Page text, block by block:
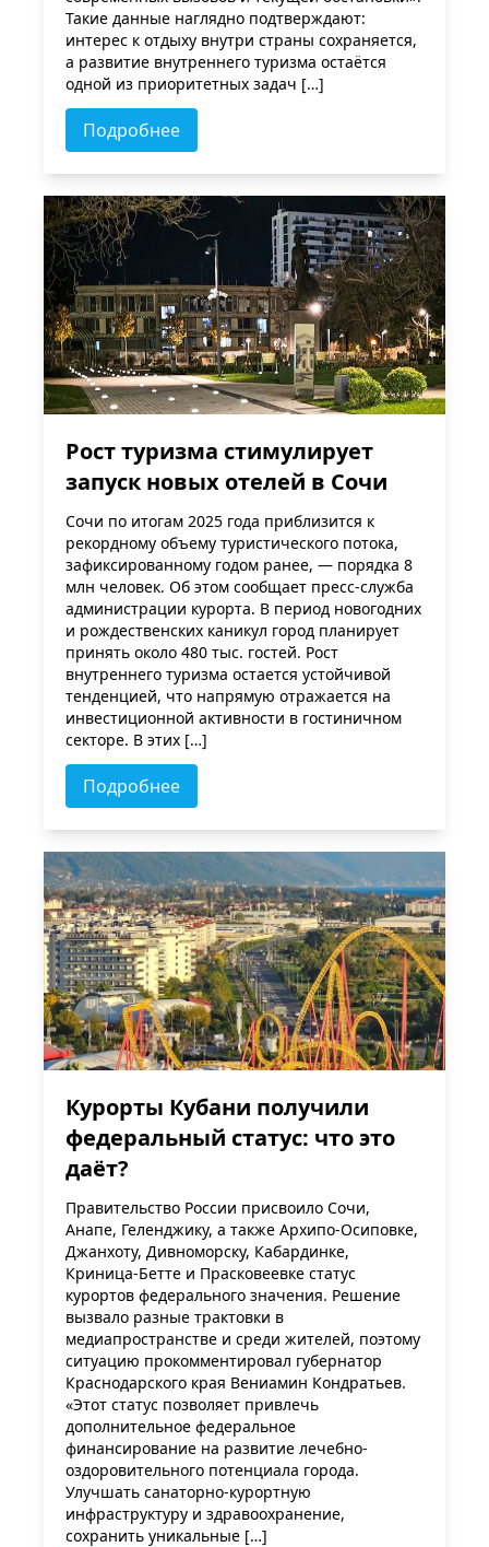
Такие данные наглядно подтверждают:
интерес к отдыху внутри страны сохраняется,
а развитие внутреннего туризма остаётся
одной из приоритетных задач […]
Подробнее
Рост туризма стимулирует
запуск новых отелей в Сочи
Сочи по итогам 2025 года приблизится к
рекордному объему туристического потока,
зафиксированному годом ранее, — порядка 8
млн человек. Об этом сообщает пресс-служба
администрации курорта. В период новогодних
и рождественских каникул город планирует
принять около 480 тыс. гостей. Рост
внутреннего туризма остается устойчивой
тенденцией, что напрямую отражается на
инвестиционной активности в гостиничном
секторе. В этих […]
Подробнее
Курорты Кубани получили
федеральный статус: что это
даёт?
Правительство России присвоило Сочи,
Анапе, Геленджику, а также Архипо-Осиповке,
Джанхоту, Дивноморску, Кабардинке,
Криница-Бетте и Прасковеевке статус
курортов федерального значения. Решение
вызвало разные трактовки в
медиапространстве и среди жителей, поэтому
ситуацию прокомментировал губернатор
Краснодарского края Вениамин Кондратьев.
«Этот статус позволяет привлечь
дополнительное федеральное
финансирование на развитие лечебно-
оздоровительного потенциала города.
Улучшать санаторно-курортную
инфраструктуру и здравоохранение,
сохранить уникальные […]